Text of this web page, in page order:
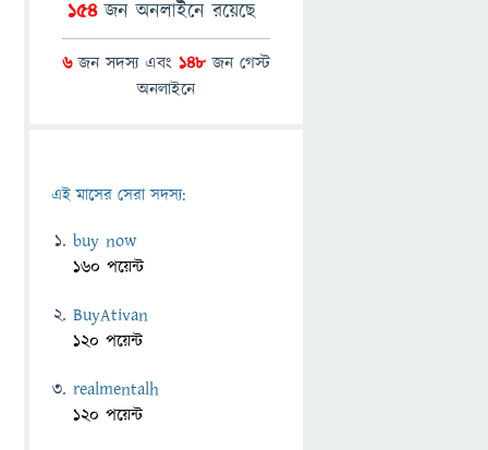
154জন অনলাইনে রয়েছে
6জন সদস্য এবং 148 জন গেস্ট
অনলাইনে
এই মাসের সেরা সদস্য:
buy now
160 পয়েন্ট
BuyAtivan
120 পয়েন্ট
realmentalh
120 পয়েন্ট